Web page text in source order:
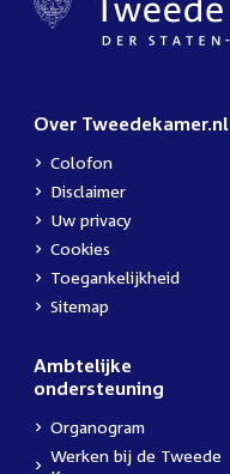
Over Tweedekamer.nl
Colofon
Disclaimer
Uw privacy
Cookies
Toegankelijkheid
Sitemap
Ambtelijke
ondersteuning
Organogram
Werken bij de Tweede